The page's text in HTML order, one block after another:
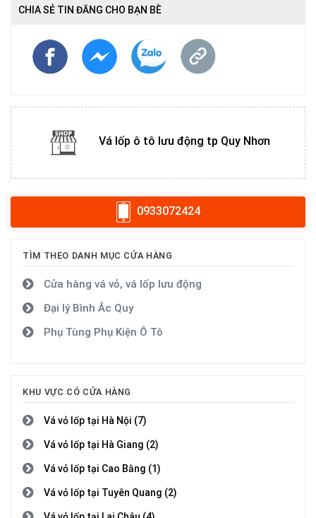
CHIA SẺ TIN ĐĂNG CHO BẠN BÈ
Vá lốp ô tô lưu động tp Quy Nhơn
0933072424
TÌM THEO DANH MỤC CỬA HÀNG
Cửa hàng vá vỏ, vá lốp lưu động
Đại lý Bình Ắc Quy
Phụ Tùng Phụ Kiện Ô Tô
KHU VỰC CÓ CỬA HÀNG
Vá vỏ lốp tại Hà Nội (7)
Vá vỏ lốp tại Hà Giang (2)
Vá vỏ lốp tại Cao Bằng (1)
Vá vỏ lốp tại Tuyên Quang (2)